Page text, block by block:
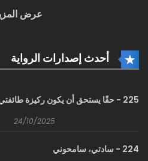
كما يمكنه إعادة الكنوز، الزراعة،
ومع ذلك، كان عدد الاستخدامات محدودًا؛
بما أن عالم الزراعة كان على وشك أن
لم يكن ليغادر الجبل ما لم يحقق
عرض
أحدث إصدارات الرواية
225 - حقًا يستحق أن يكون ركيزة طائفتي القديسة
24/10/2025
224 - سادتي، سامحوني